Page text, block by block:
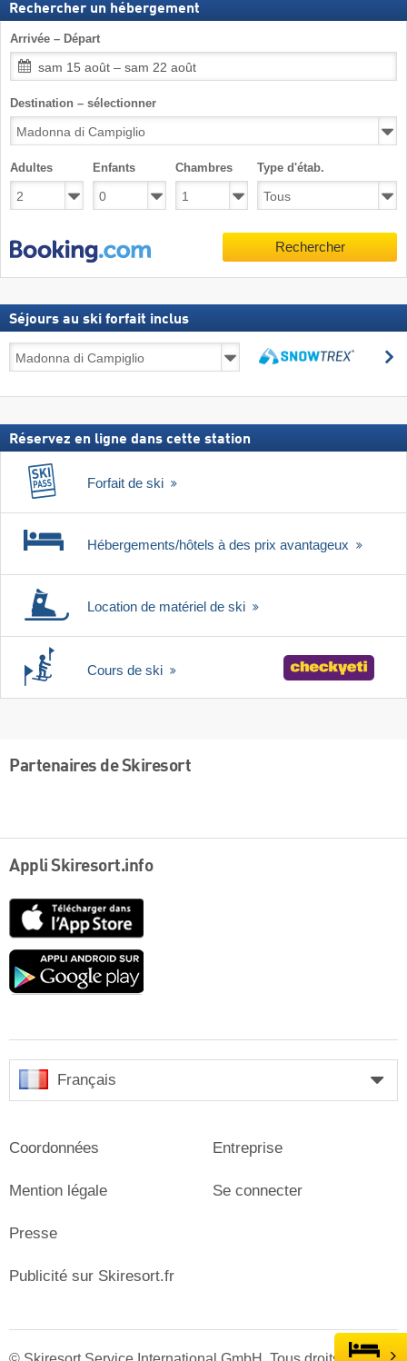
Rechercher un hébergement
Arrivée – Départ
sam 15 août – sam 22 août
Destination – sélectionner
Adultes Enfants Chambres Type d'étab.
Rechercher
Séjours au ski forfait inclus
Séjours
au
forfait
Réservez en ligne dans cette station
Forfait de ski
Hébergements/hôtels à des prix avantageux
Location de matériel de ski
Cours de ski
Partenaires de Skiresort
Appli Skiresort.info
Google
Français
Coordonnées
Mention légale
Presse
Entreprise
Se connecter
Publicité sur Skiresort.fr